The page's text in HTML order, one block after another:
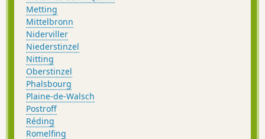
Metting
Mittelbronn
Niderviller
Niederstinzel
Nitting
Oberstinzel
Phalsbourg
Plaine-de-Walsch
Postroff
Réding
Romelfing